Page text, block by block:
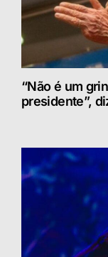
“Não é um
presidente”,